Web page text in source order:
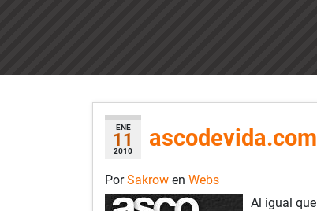
ENE
11
2010 ascodevida.com
PorSakrow en Webs
Al igual que